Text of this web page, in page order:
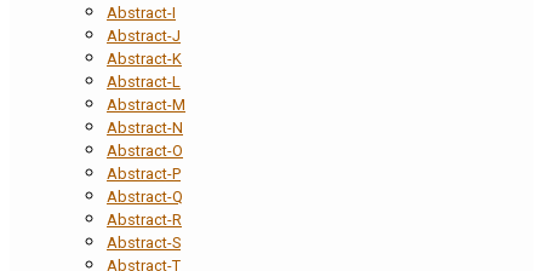
Abstract-I
Abstract-J
Abstract-K
Abstract-L
Abstract-M
Abstract-N
Abstract-O
Abstract-P
Abstract-Q
Abstract-R
Abstract-S
Abstract-T